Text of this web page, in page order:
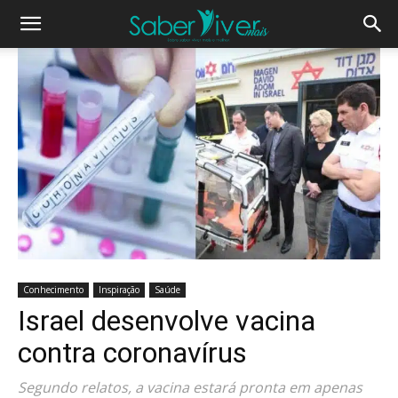
Conhecimento Inspiração Saúde
Israel desenvolve vacina
contra coronavírus
Segundo relatos, a vacina estará pronta em apenas